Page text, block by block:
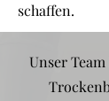
schaffen.
Unser